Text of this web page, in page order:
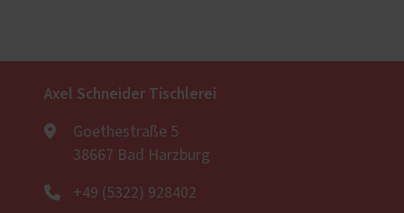
Axel Schneider Tischlerei
Goethestraße 5
38667 Bad Harzburg
+49 (5322) 928402